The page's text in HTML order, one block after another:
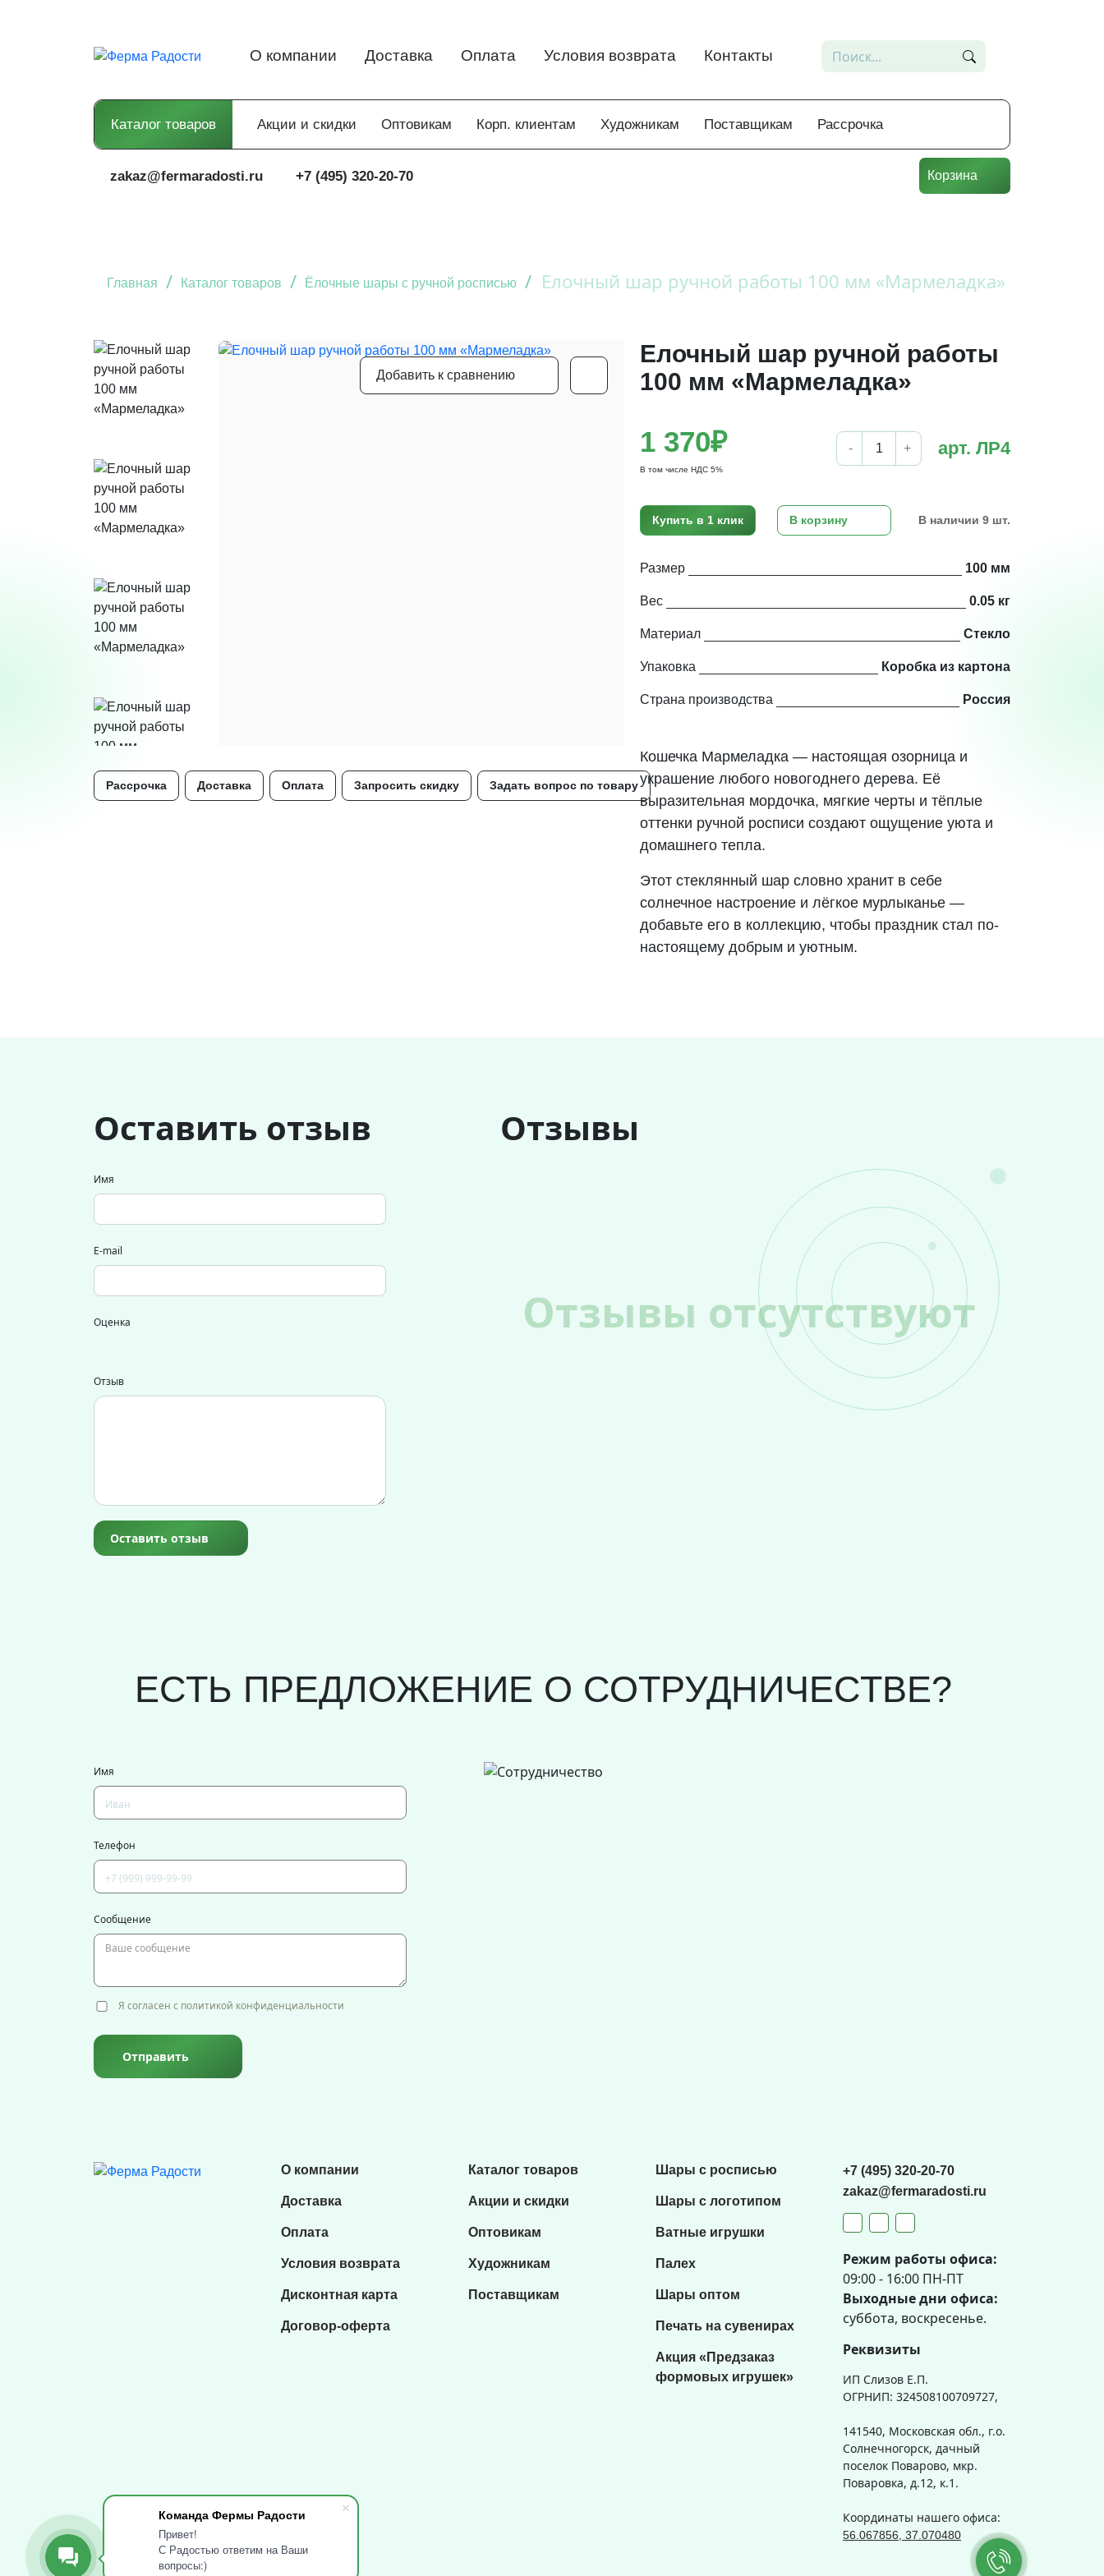
Команда Фермы Радости
Привет!
С Радостью ответим на Ваши
вопросы:)
О компании Доставка Оплата Условия возврата Контакты
Каталог товаров Акции и скидки Оптовикам Корп. клиентам Художникам Поставщикам Рассрочка
zakaz@fermaradosti.ru +7 (495) 320-20-70 Корзина
Главная / Каталог товаров / Ёлочные шары с ручной росписью / Елочный шар ручной работы 100 мм «Мармеладка»
Добавить к сравнению
Рассрочка Доставка Оплата Запросить скидку Задать вопрос по товару
Елочный шар ручной работы
100 мм «Мармеладка»
1 370₽
В том числе НДС 5%
- + арт. ЛР4
Купить в 1 клик В корзину В наличии 9 шт.
Размер 100 мм
Вес 0.05 кг
Материал Стекло
Упаковка Коробка из картона
Страна производства Россия
Кошечка Мармеладка — настоящая озорница и
украшение любого новогоднего дерева. Её
выразительная мордочка, мягкие черты и тёплые
оттенки ручной росписи создают ощущение уюта и
домашнего тепла.
Этот стеклянный шар словно хранит в себе
солнечное настроение и лёгкое мурлыканье —
добавьте его в коллекцию, чтобы праздник стал по-
настоящему добрым и уютным.
Оставить отзыв
Имя
E-mail
Оценка
Отзыв
Оставить отзыв
Отзывы
Отзывы отсутствуют
ЕСТЬ ПРЕДЛОЖЕНИЕ О СОТРУДНИЧЕСТВЕ?
Имя
Телефон
Сообщение
Я согласен с политикой конфиденциальности
Отправить
О компании
Доставка
Оплата
Условия возврата
Дисконтная карта
Договор-оферта
Каталог товаров
Акции и скидки
Оптовикам
Художникам
Поставщикам
Шары с росписью
Шары с логотипом
Ватные игрушки
Палех
Шары оптом
Печать на сувенирах
Акция «Предзаказ
формовых игрушек»
+7 (495) 320-20-70
zakaz@fermaradosti.ru
Режим работы офиса:
09:00 - 16:00 ПН-ПТ
Выходные дни офиса:
суббота, воскресенье.
Реквизиты
ИП Слизов Е.П.
ОГРНИП: 324508100709727,
141540, Московская обл., г.о.
Солнечногорск, дачный
поселок Поварово, мкр.
Поваровка, д.12, к.1.
Координаты нашего офиса:
56.067856, 37.070480